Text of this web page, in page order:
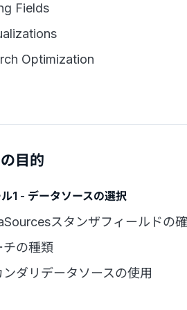
Fields
Optimization
目的
1 - データソースの選択
スタンザフィールドの
チの種類
ンダリデータソースの使用